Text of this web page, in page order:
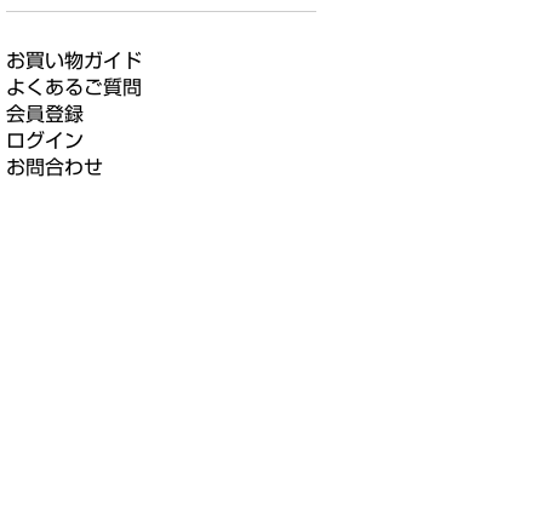
お買い物ガイド
よくあるご質問
会員登録
ログイン
お問合わせ